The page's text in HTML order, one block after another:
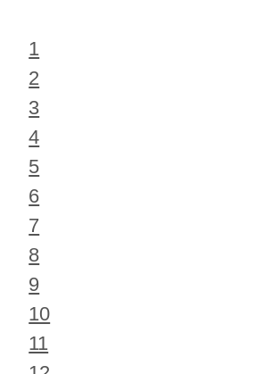
1
2
3
4
5
6
7
8
9
10
11